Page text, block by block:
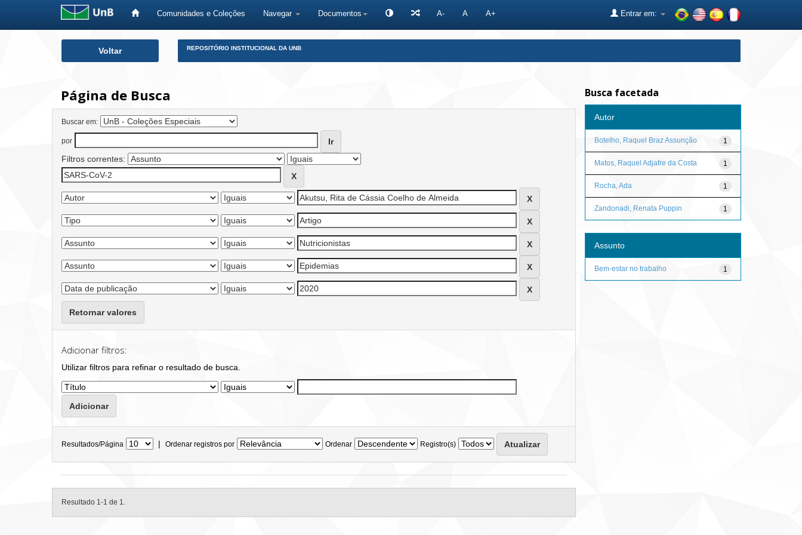
Comunidades e Coleções Navegar Documentos A- A A+ Entrar em:
Voltar REPOSITÓRIO INSTITUCIONAL DA UNB
Página de Busca
Buscar em:
por
Filtros correntes:
Retornar valores
Adicionar filtros:
Utilizar filtros para refinar o resultado de busca.
Resultados/Página | Ordenar registros por Ordenar Registro(s)
Resultado 1-1 de 1.
Busca facetada
Autor
1
Botelho, Raquel Braz Assunção
1
Matos, Raquel Adjafre da Costa
1
Rocha, Ada
1
Zandonadi, Renata Puppin
Assunto
1
Bem-estar no trabalho